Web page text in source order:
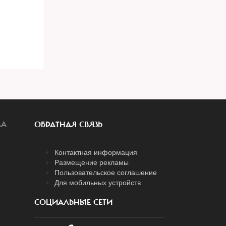
ОБРАТНАЯ СВЯЗЬ
Контактная информация
Размещение рекламы
Пользовательское соглашение
Для мобильных устройств
СОЦИАЛЬНЫЕ СЕТИ